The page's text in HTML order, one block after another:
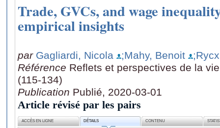
Trade, GVCs, and wage
empirical insights
par Gagliardi, Nicola ;Mahy, Benoit
Référence Reflets et perspectives de la
(115-134)
Publication Publié, 2020-03-01
Article révisé par les pairs
ACCÈS EN LIGNE DÉTAILS CONTENU